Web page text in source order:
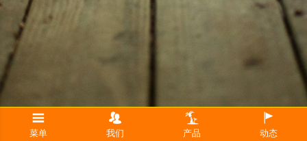
菜单 我们 产品 动态